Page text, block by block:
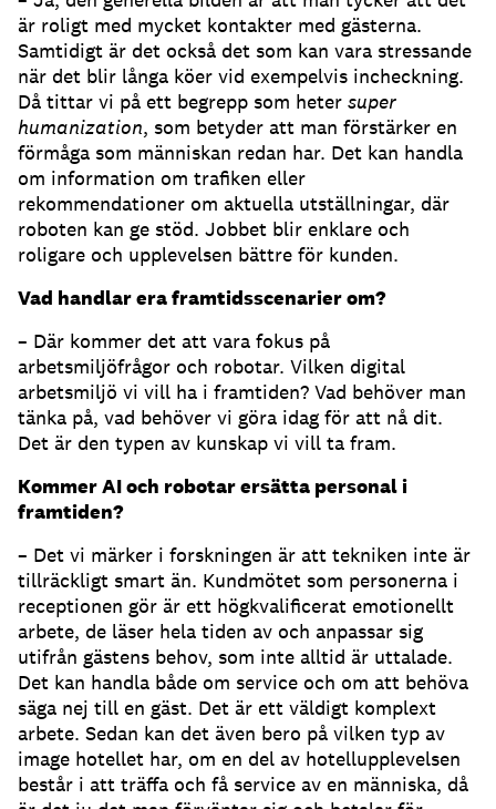
är roligt med mycket kontakter med gästerna.
Samtidigt är det också det som kan vara stressande
när det blir långa köer vid exempelvis incheckning.
Då tittar vi på ett begrepp som heter super
humanization, som betyder att man förstärker en
förmåga som människan redan har. Det kan handla
om information om trafiken eller
rekommendationer om aktuella utställningar, där
roboten kan ge stöd. Jobbet blir enklare och
roligare och upplevelsen bättre för kunden.
Vad handlar era framtidsscenarier om?
– Där kommer det att vara fokus på
arbetsmiljöfrågor och robotar. Vilken digital
arbetsmiljö vi vill ha i framtiden? Vad behöver man
tänka på, vad behöver vi göra idag för att nå dit.
Det är den typen av kunskap vi vill ta fram.
Kommer AI och robotar ersätta personal i
framtiden?
– Det vi märker i forskningen är att tekniken inte är
tillräckligt smart än. Kundmötet som personerna i
receptionen gör är ett högkvalificerat emotionellt
arbete, de läser hela tiden av och anpassar sig
utifrån gästens behov, som inte alltid är uttalade.
Det kan handla både om service och om att behöva
säga nej till en gäst. Det är ett väldigt komplext
arbete. Sedan kan det även bero på vilken typ av
image hotellet har, om en del av hotellupplevelsen
består i att träffa och få service av en människa, då